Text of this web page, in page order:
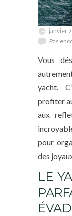
janvier
Pas
Vous
yacht.
profiter
aux
pour
des
LE